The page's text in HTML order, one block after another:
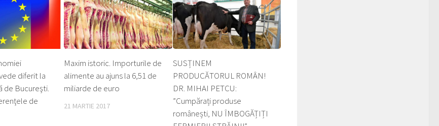
diferit la
de Bucureşti.
de
Maxim istoric. Importurile de
alimente au ajuns la 6,51 de
miliarde de euro
21 MARTIE 2017
SUSȚINEM
PRODUCĂTORUL ROMÂN!
DR. MIHAI PETCU:
”Cumpărați produse
românești, NU ÎMBOGĂȚIȚI